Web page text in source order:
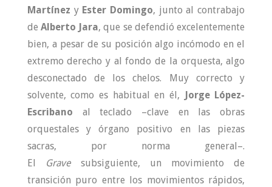
Martínez y Ester Domingo, junto al contrabajo
deAlberto Jara, que se defendió excelentemente
bien, a pesar de su posición algo incómodo en el
extremo derecho y al fondo de la orquesta, algo
desconectado de los chelos. Muy correcto y
solvente, como es habitual en él,
Jorge López-
Escribano al teclado –clave en las obras
orquestales y órgano positivo en las piezas
sacras, por norma general–.
El
Gravesubsiguiente, un movimiento de
transición puro entre los movimientos rápidos,